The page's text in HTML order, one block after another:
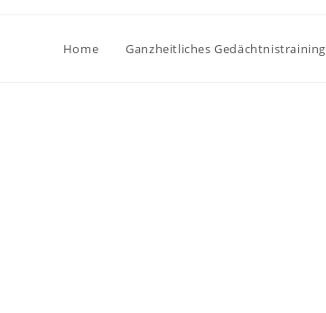
Home Ganzheitliches Gedächtnistraining